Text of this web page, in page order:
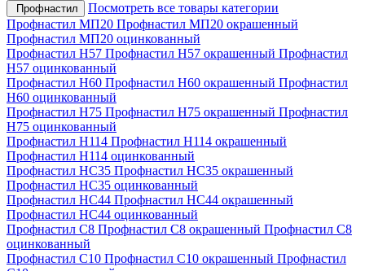
Профнастил
Посмотреть все товары категории
Профнастил МП20 Профнастил МП20 окрашенный
Профнастил МП20 оцинкованный
Профнастил Н57 Профнастил Н57 окрашенный Профнастил
Н57 оцинкованный
Профнастил Н60 Профнастил Н60 окрашенный Профнастил
Н60 оцинкованный
Профнастил Н75 Профнастил Н75 окрашенный Профнастил
Н75 оцинкованный
Профнастил Н114 Профнастил Н114 окрашенный
Профнастил Н114 оцинкованный
Профнастил НС35 Профнастил НС35 окрашенный
Профнастил НС35 оцинкованный
Профнастил НС44 Профнастил НС44 окрашенный
Профнастил НС44 оцинкованный
Профнастил С8 Профнастил С8 окрашенный Профнастил С8
оцинкованный
Профнастил С10 Профнастил С10 окрашенный Профнастил